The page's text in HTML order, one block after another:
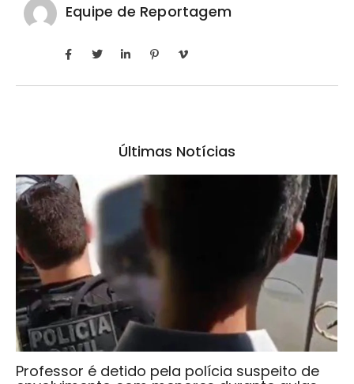
Equipe de Reportagem
Últimas Notícias
Professor é detido pela polícia suspeito de